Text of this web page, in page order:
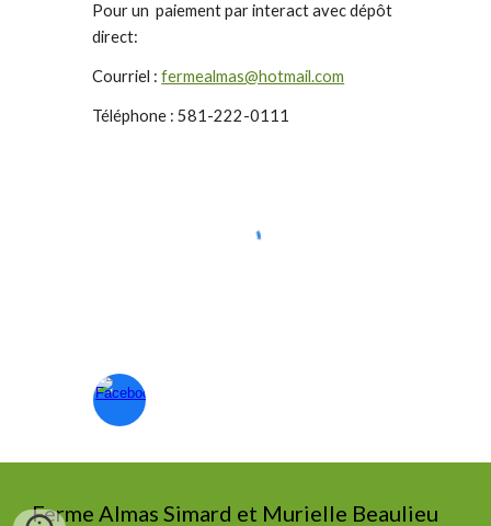
Pour un paiement par interact avec dépôt
direct:
Courriel :fermealmas@hotmail.com
Téléphone : 581-222-0111
Ferme Almas Simard et Murielle Beaulieu